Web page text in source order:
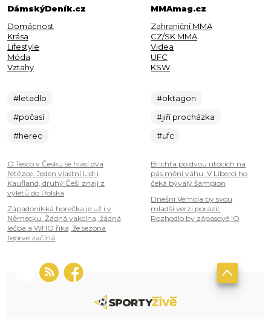
DámskýDeník.cz
Domácnost
Krása
Lifestyle
Móda
Vztahy
#letadlo
#počasí
#herec
O Tesco v Česku se hlásí dva
řetězce. Jeden vlastní Lidl i
Kaufland, druhý Češi znají z
výletů do Polska
Západonilská horečka je už i v
Německu. Žádná vakcína, žádná
léčba a WHO říká, že sezóna
teprve začíná
MMAmag.cz
Zahraniční MMA
CZ/SK MMA
Videa
UFC
KSW
#oktagon
#jiří procházka
#ufc
Brichta po dvou útocích na
pás mění váhu. V Liberci ho
čeká bývalý šampion
Dnešní Vémola by svou
mladší verzi porazil.
Rozhodlo by zápasové IQ